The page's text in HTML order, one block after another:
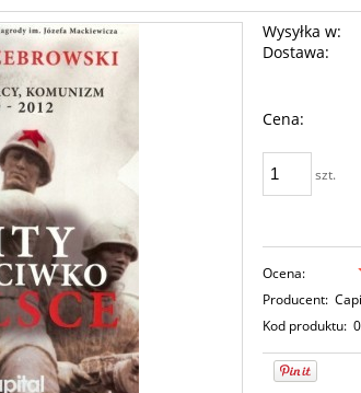
Wysyłka w:
Dostawa:
Cena:
szt.
Ocena:
Producent:
Kod produktu: